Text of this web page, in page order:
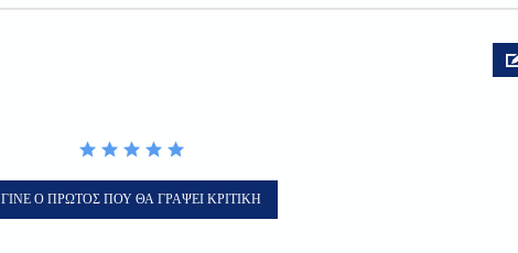
ΓΊΝΕ Ο ΠΡΏΤΟΣ ΠΟΥ ΘΑ ΓΡΆΨΕΙ ΚΡΙΤΙΚΉ